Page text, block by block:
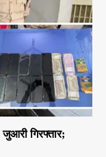
गिरफ्तार;